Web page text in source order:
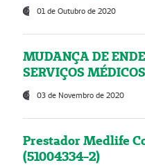
01 de Outubro de 2020
MUDANÇA DE
SERVIÇOS
03 de Novembro de 2020
Prestador Medlife
(51004334-2)